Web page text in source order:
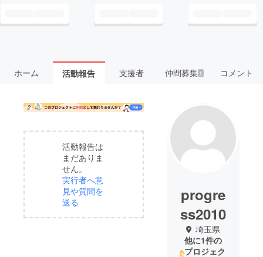
ホーム 活動報告 支援者 仲間募集 1 コメント
活動報告は
まだありま
せん。
実行者へ意
見や質問を
送る
progre
ss2010
埼玉県
他に1件の
プロジェク